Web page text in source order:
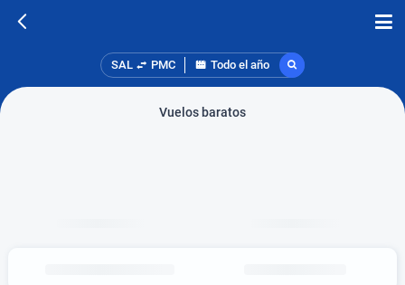
SAL PMC Todo el año
Vuelos baratos